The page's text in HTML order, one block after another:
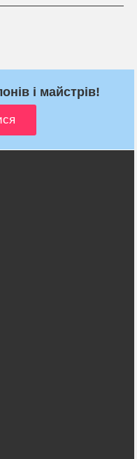
і майстрів!